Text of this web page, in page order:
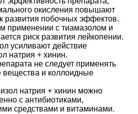
окисления повышают
развития побочных эффектов.
применении с тиамазолом и
риск развития лейкопении.
усиливают действие
натрия + хинин.
не следует применять
вещества и коллоидные
натрия + хинин можно
с антибиотиками,
средствами и витаминами.